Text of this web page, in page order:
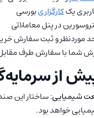
یککارگزاریبورسی
در پنل معاملاتی
موردنظر و ثبت سفارش
شما با سفارش طرف
از
: ساختار این
خواهد بود.